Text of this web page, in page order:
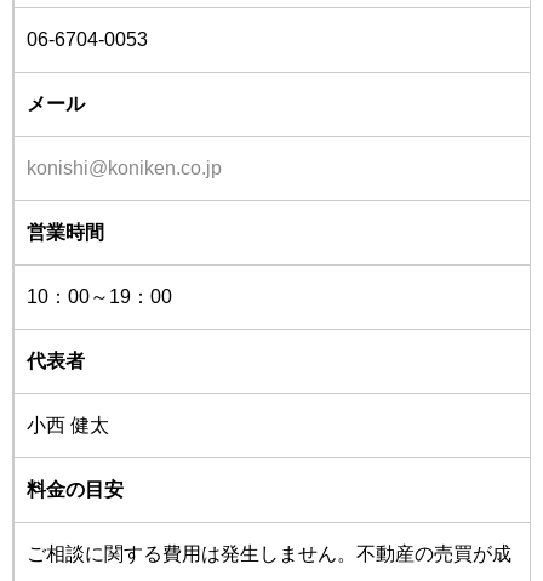
06-6704-0053
メール
konishi@koniken.co.jp
営業時間
10：00～19：00
代表者
小西 健太
料金の目安
ご相談に関する費用は発生しません。不動産の売買が成